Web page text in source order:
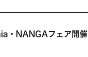
・NANGAフェア開催